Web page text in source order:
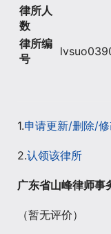
律所人
数
律所编
号
1.申请更新/删除/
2.认领该律所
广东省山峰律师事
（暂无评价）